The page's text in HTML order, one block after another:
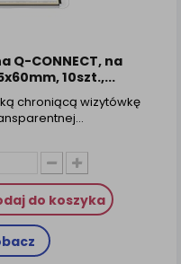
Q-CONNECT, na
10szt.,...
chroniącą wizytówkę
do koszyka